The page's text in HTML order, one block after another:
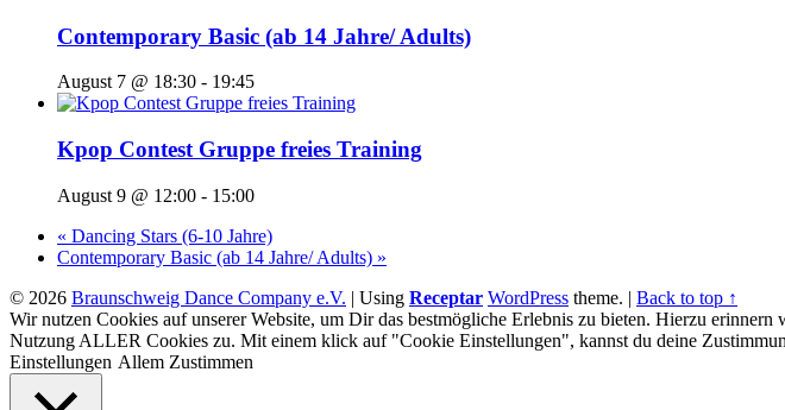
Contemporary Basic (ab 14 Jahre/ Adults)
August 7 @ 18:30 - 19:45
Kpop Contest Gruppe freies Training
August 9 @ 12:00 - 15:00
« Dancing Stars (6-10 Jahre)
Contemporary Basic (ab 14 Jahre/ Adults) »
© 2026 Braunschweig Dance Company e.V. | Using Receptar WordPress theme. | Back to top ↑
Wir nutzen Cookies auf unserer Website, um Dir das bestmögliche Erlebnis zu bieten. Hierzu
Nutzung ALLER Cookies zu. Mit einem klick auf "Cookie Einstellungen", kannst du deine
Einstellungen Allem Zustimmen